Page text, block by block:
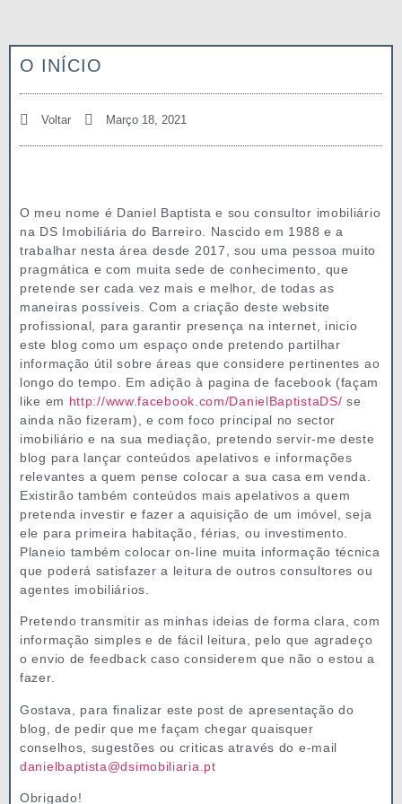
O INÍCIO
Voltar Março 18, 2021
O meu nome é Daniel Baptista e sou consultor imobiliário
na DS Imobiliária do Barreiro. Nascido em 1988 e a
trabalhar nesta área desde 2017, sou uma pessoa muito
pragmática e com muita sede de conhecimento, que
pretende ser cada vez mais e melhor, de todas as
maneiras possíveis. Com a criação deste website
profissional, para garantir presença na internet, inicio
este blog como um espaço onde pretendo partilhar
informação útil sobre áreas que considere pertinentes ao
longo do tempo. Em adição à pagina de facebook (façam
like em http://www.facebook.com/DanielBaptistaDS/ se
ainda não fizeram), e com foco principal no sector
imobiliário e na sua mediação, pretendo servir-me deste
blog para lançar conteúdos apelativos e informações
relevantes a quem pense colocar a sua casa em venda.
Existirão também conteúdos mais apelativos a quem
pretenda investir e fazer a aquisição de um imóvel, seja
ele para primeira habitação, férias, ou investimento.
Planeio também colocar on-line muita informação técnica
que poderá satisfazer a leitura de outros consultores ou
agentes imobiliários.
Pretendo transmitir as minhas ideias de forma clara, com
informação simples e de fácil leitura, pelo que agradeço
o envio de feedback caso considerem que não o estou a
fazer.
Gostava, para finalizar este post de apresentação do
blog, de pedir que me façam chegar quaisquer
conselhos, sugestões ou criticas através do e-mail
danielbaptista@dsimobiliaria.pt
Obrigado!